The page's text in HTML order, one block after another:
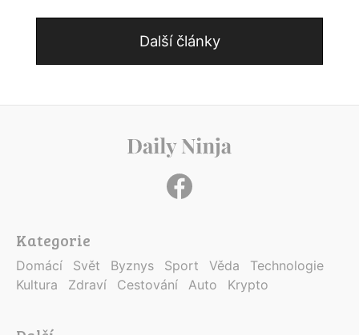
Další články
Kategorie
Domácí Svět Byznys Sport Věda
Technologie
Kultura
Zdraví Cestování Auto Krypto